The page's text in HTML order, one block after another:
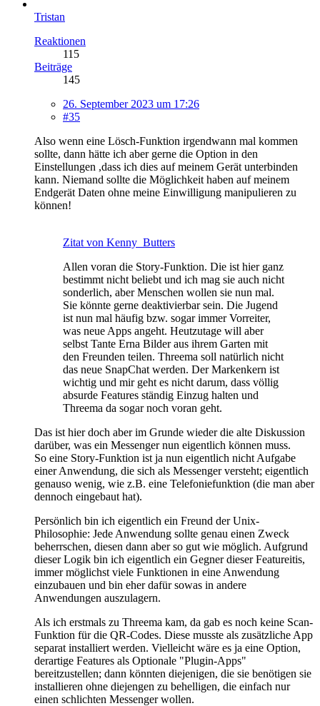
Tristan
Reaktionen
115
Beiträge
145
26. September 2023 um 17:26
#35
Also wenn eine Lösch-Funktion irgendwann mal kommen
sollte, dann hätte ich aber gerne die Option in den
Einstellungen ,dass ich dies auf meinem Gerät unterbinden
kann. Niemand sollte die Möglichkeit haben auf meinem
Endgerät Daten ohne meine Einwilligung manipulieren zu
können!
Zitat von Kenny_Butters
Allen voran die Story-Funktion. Die ist hier ganz
bestimmt nicht beliebt und ich mag sie auch nicht
sonderlich, aber Menschen wollen sie nun mal.
Sie könnte gerne deaktivierbar sein. Die Jugend
ist nun mal häufig bzw. sogar immer Vorreiter,
was neue Apps angeht. Heutzutage will aber
selbst Tante Erna Bilder aus ihrem Garten mit
den Freunden teilen. Threema soll natürlich nicht
das neue SnapChat werden. Der Markenkern ist
wichtig und mir geht es nicht darum, dass völlig
absurde Features ständig Einzug halten und
Threema da sogar noch voran geht.
Das ist hier doch aber im Grunde wieder die alte Diskussion
darüber, was ein Messenger nun eigentlich können muss.
So eine Story-Funktion ist ja nun eigentlich nicht Aufgabe
einer Anwendung, die sich als Messenger versteht; eigentlich
genauso wenig, wie z.B. eine Telefoniefunktion (die man aber
dennoch eingebaut hat).
Persönlich bin ich eigentlich ein Freund der Unix-
Philosophie: Jede Anwendung sollte genau einen Zweck
beherrschen, diesen dann aber so gut wie möglich. Aufgrund
dieser Logik bin ich eigentlich ein Gegner dieser Featureitis,
immer möglichst viele Funktionen in eine Anwendung
einzubauen und bin eher dafür sowas in andere
Anwendungen auszulagern.
Als ich erstmals zu Threema kam, da gab es noch keine Scan-
Funktion für die QR-Codes. Diese musste als zusätzliche App
separat installiert werden. Vielleicht wäre es ja eine Option,
derartige Features als Optionale "Plugin-Apps"
bereitzustellen; dann könnten diejenigen, die sie benötigen sie
installieren ohne diejengen zu behelligen, die einfach nur
einen schlichten Messenger wollen.